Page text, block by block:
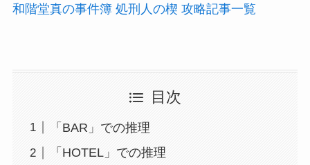
和階堂真の事件簿 処刑人の楔 攻略記事一覧
目次
「BAR」での推理
「HOTEL」での推理